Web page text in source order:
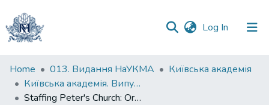
Log In (current)
Communities
&
Collections
Home 013. Видання НаУКМА
Київська академія
Київська академія. Випуск 008
Staffing Peter's Church: Organizational Politics and the Journeys of Kyivan Clergy in the Early Eighteenth Century